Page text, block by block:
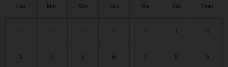
Lun Mar Mer Gio Ven Sab Dom
2
3 4 5 6 7 8 9